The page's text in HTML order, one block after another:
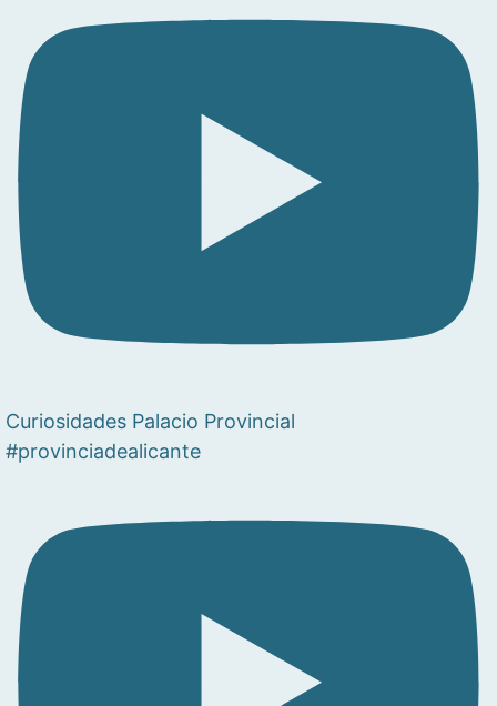
Curiosidades Palacio Provincial
#provinciadealicante